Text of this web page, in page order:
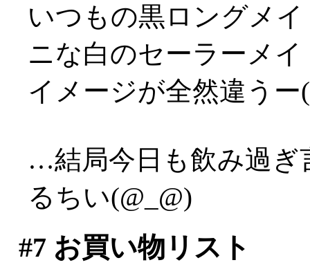
いつもの黒ロングメ
ニな白のセーラーメイ
イメージが全然違う
…結局今日も飲み過ぎ
るちい(@_@)
#7 お買い物リスト